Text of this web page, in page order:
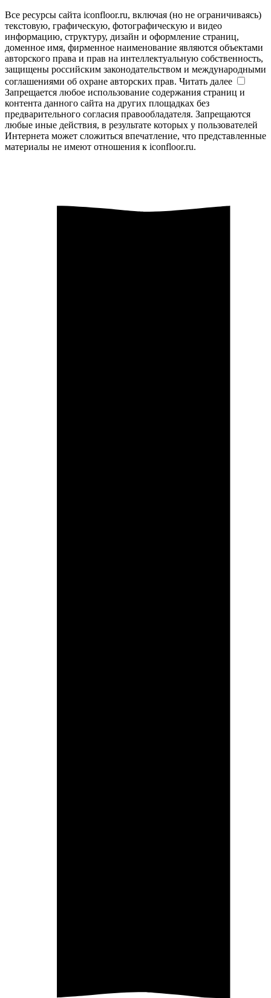
Все ресурсы сайта iconfloor.ru, включая (но не ограничиваясь)
текстовую, графическую, фотографическую и видео
информацию, структуру, дизайн и оформление страниц,
доменное имя, фирменное наименование являются объектами
авторского права и прав на интеллектуальную собственность,
защищены российским законодательством и международными
соглашениями об охране авторских прав. Читать далее
Запрещается любое использование содержания страниц и
контента данного сайта на других площадках без
предварительного согласия правообладателя. Запрещаются
любые иные действия, в результате которых у пользователей
Интернета может сложиться впечатление, что представленные
материалы не имеют отношения к iconfloor.ru.